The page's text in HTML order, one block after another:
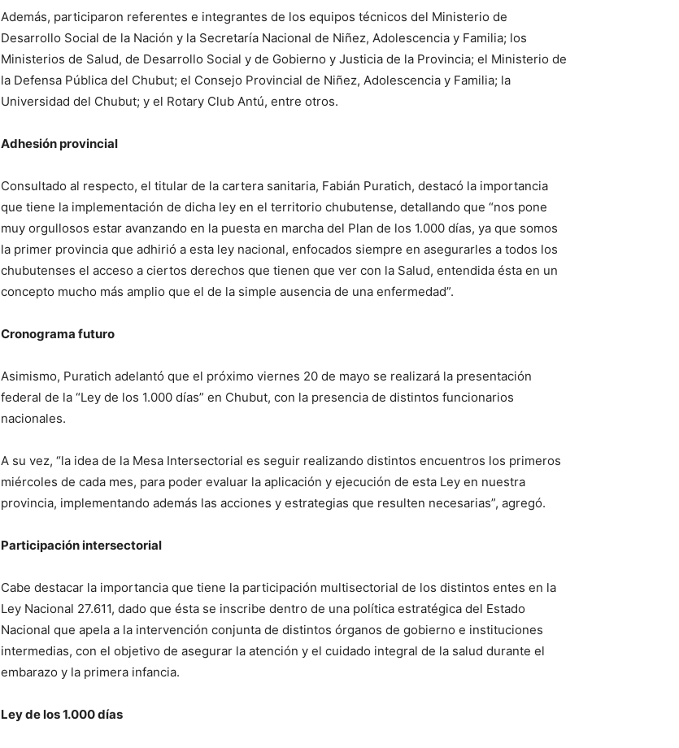
Además, participaron referentes e integrantes de los equipos técnicos del Ministerio de
Desarrollo Social de la Nación y la Secretaría Nacional de Niñez, Adolescencia y Familia; los
Ministerios de Salud, de Desarrollo Social y de Gobierno y Justicia de la Provincia; el Ministerio de
la Defensa Pública del Chubut; el Consejo Provincial de Niñez, Adolescencia y Familia; la
Universidad del Chubut; y el Rotary Club Antú, entre otros.
Adhesión provincial
Consultado al respecto, el titular de la cartera sanitaria, Fabián Puratich, destacó la importancia
que tiene la implementación de dicha ley en el territorio chubutense, detallando que “nos pone
muy orgullosos estar avanzando en la puesta en marcha del Plan de los 1.000 días, ya que somos
la primer provincia que adhirió a esta ley nacional, enfocados siempre en asegurarles a todos los
chubutenses el acceso a ciertos derechos que tienen que ver con la Salud, entendida ésta en un
concepto mucho más amplio que el de la simple ausencia de una enfermedad”.
Cronograma futuro
Asimismo, Puratich adelantó que el próximo viernes 20 de mayo se realizará la presentación
federal de la “Ley de los 1.000 días” en Chubut, con la presencia de distintos funcionarios
nacionales.
A su vez, “la idea de la Mesa Intersectorial es seguir realizando distintos encuentros los primeros
miércoles de cada mes, para poder evaluar la aplicación y ejecución de esta Ley en nuestra
provincia, implementando además las acciones y estrategias que resulten necesarias”, agregó.
Participación intersectorial
Cabe destacar la importancia que tiene la participación multisectorial de los distintos entes en la
Ley Nacional 27.611, dado que ésta se inscribe dentro de una política estratégica del Estado
Nacional que apela a la intervención conjunta de distintos órganos de gobierno e instituciones
intermedias, con el objetivo de asegurar la atención y el cuidado integral de la salud durante el
embarazo y la primera infancia.
Ley de los 1.000 días